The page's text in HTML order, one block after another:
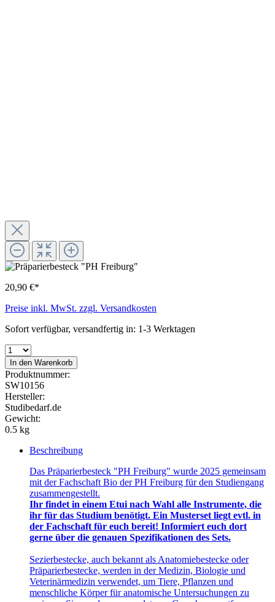
20,90 €*
Preise inkl. MwSt. zzgl. Versandkosten
Sofort verfügbar, versandfertig in: 1-3 Werktagen
In den Warenkorb
Produktnummer:
SW10156
Hersteller:
Studibedarf.de
Gewicht:
0.5 kg
Beschreibung
Das Präparierbesteck "PH Freiburg" wurde 2025 gemeinsam
mit der Fachschaft Bio der PH Freiburg für den Studiengang
zusammengestellt.
Ihr findet in einem Etui nach Wahl alle Instrumente, die
ihr für das Studium benötigt. Ein Musterset liegt evtl. in
der Fachschaft für euch bereit! Informiert euch dort
gerne über die genauen Spezifikationen des Sets.
Sezierbestecke, auch bekannt als Anatomiebestecke oder
Präparierbestecke, werden in der Medizin, Biologie und
Veterinärmedizin verwendet, um Tiere, Pflanzen und
menschliche Körper für anatomische Untersuchungen zu